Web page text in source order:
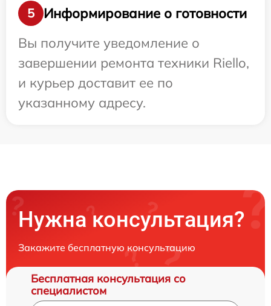
5
Информирование о готовности
Вы получите уведомление о
завершении ремонта техники Riello,
и курьер доставит ее по
указанному адресу.
Нужна консультация?
Закажите бесплатную консультацию
Бесплатная консультация со
специалистом